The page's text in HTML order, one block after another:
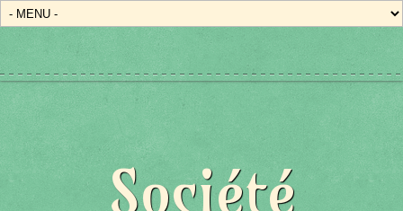
Société